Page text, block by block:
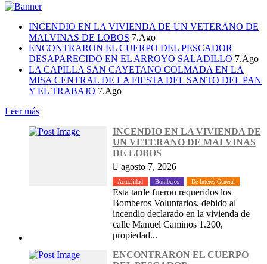
INCENDIO EN LA VIVIENDA DE UN VETERANO DE
MALVINAS DE LOBOS 7.Ago
ENCONTRARON EL CUERPO DEL PESCADOR
DESAPARECIDO EN EL ARROYO SALADILLO 7.Ago
LA CAPILLA SAN CAYETANO COLMADA EN LA
MISA CENTRAL DE LA FIESTA DEL SANTO DEL PAN
Y EL TRABAJO 7.Ago
Leer más
INCENDIO EN LA VIVIENDA DE
UN VETERANO DE MALVINAS
DE LOBOS
agosto 7, 2026
Actualidad Bomberos De Interés General
Esta tarde fueron requeridos los
Bomberos Voluntarios, debido al
incendio declarado en la vivienda de
calle Manuel Caminos 1.200,
propiedad...
ENCONTRARON EL CUERPO